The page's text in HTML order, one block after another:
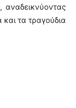
αναδεικνύοντας
τα τραγούδια